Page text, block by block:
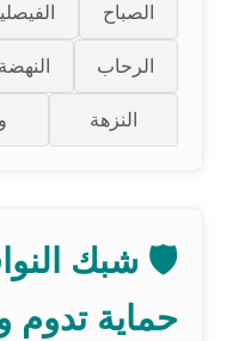
الصباح
الرحاب النهضة
النزهة
🛡️ شبك
حماية تدوم